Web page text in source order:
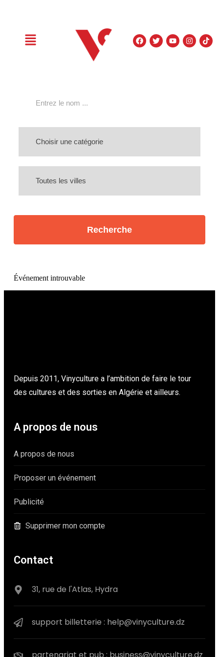
Événement introuvable
Depuis 2011, Vinyculture a l’ambition de faire le tour
des cultures et des sorties en Algérie et ailleurs.
A propos de nous
A propos de nous
Proposer un événement
Publicité
Supprimer mon compte
Contact
31, rue de l'Atlas, Hydra
support billetterie : help@vinyculture.dz